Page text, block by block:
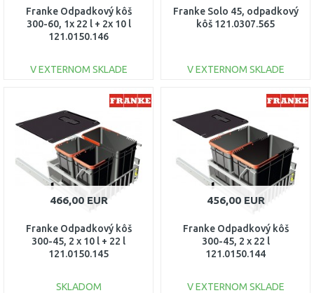
Franke Odpadkový kôš
300-60, 1x 22 l + 2x 10 l
121.0150.146
V EXTERNOM SKLADE
DO KOŠÍKA
Porovnať
Franke Solo 45, odpadkový
kôš 121.0307.565
V EXTERNOM SKLADE
DO KOŠÍKA
Porovnať
466,00 EUR
Franke Odpadkový kôš
300-45, 2 x 10 l + 22 l
121.0150.145
SKLADOM
456,00 EUR
Franke Odpadkový kôš
300-45, 2 x 22 l
121.0150.144
V EXTERNOM SKLADE